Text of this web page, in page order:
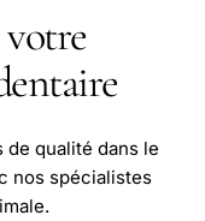
de qualité dans le
nos spécialistes